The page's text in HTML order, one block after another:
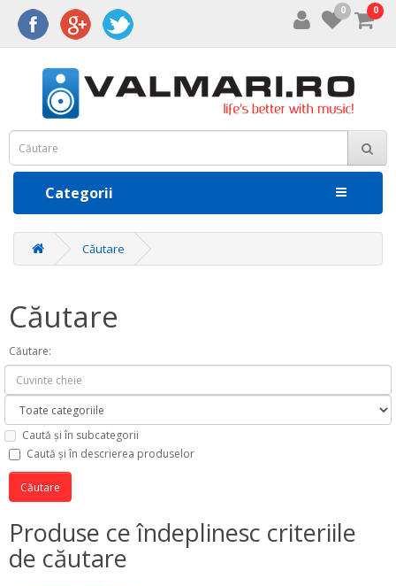
0 0
Categorii
Căutare
Căutare
Căutare:
Caută și în subcategorii
Caută și în descrierea produselor
Produse ce îndeplinesc criteriile
de căutare